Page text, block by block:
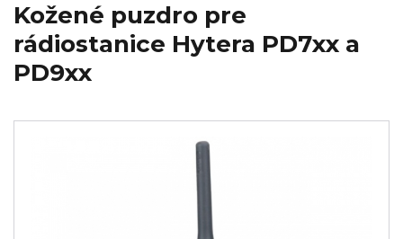
Kožené puzdro pre
rádiostanice Hytera PD7xx a
PD9xx